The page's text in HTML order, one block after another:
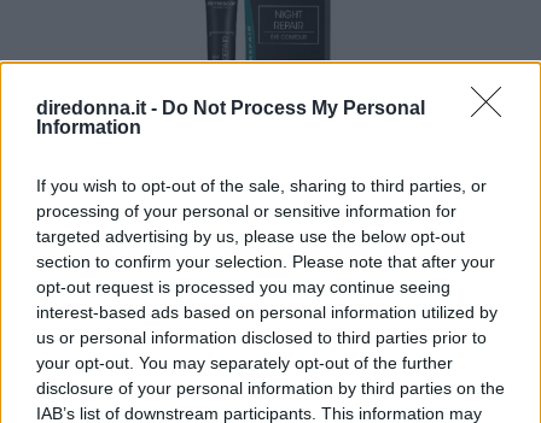
diredonna.it - Do Not Process My Personal
Information
If you wish to opt-out of the sale, sharing to third parties, or
processing of your personal or sensitive information for
targeted advertising by us, please use the below opt-out
section to confirm your selection. Please note that after your
opt-out request is processed you may continue seeing
interest-based ads based on personal information utilized by
us or personal information disclosed to third parties prior to
your opt-out. You may separately opt-out of the further
disclosure of your personal information by third parties on the
IAB’s list of downstream participants. This information may
Remescar Crema Antirughe Contorno Occhi
Notte
Masschera per il contorno occhi pensata per la riparazione
notturna. Riduce le borse sotto agli occhi e le occhiaie.
35 € SU AMAZON